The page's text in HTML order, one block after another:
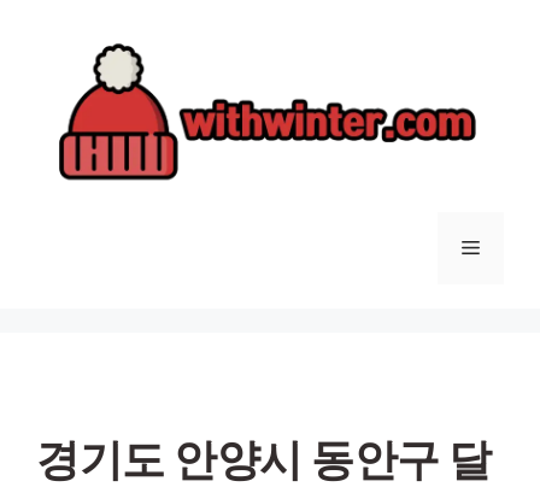
메
경기도 안양시 동안구 달